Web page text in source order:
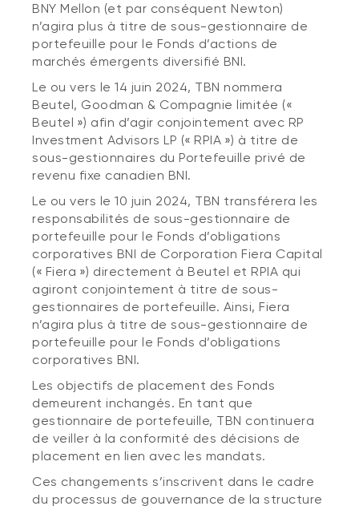
BNY Mellon (et par conséquent Newton)
n’agira plus à titre de sous-gestionnaire de
portefeuille pour le Fonds d’actions de
marchés émergents diversifié BNI.
Le ou vers le 14 juin 2024, TBN nommera
Beutel, Goodman & Compagnie limitée («
Beutel ») afin d’agir conjointement avec RP
Investment Advisors LP (« RPIA ») à titre de
sous-gestionnaires du Portefeuille privé de
revenu fixe canadien BNI.
Le ou vers le 10 juin 2024, TBN transférera les
responsabilités de sous-gestionnaire de
portefeuille pour le Fonds d’obligations
corporatives BNI de Corporation Fiera Capital
(« Fiera ») directement à Beutel et RPIA qui
agiront conjointement à titre de sous-
gestionnaires de portefeuille. Ainsi, Fiera
n’agira plus à titre de sous-gestionnaire de
portefeuille pour le Fonds d’obligations
corporatives BNI.
Les objectifs de placement des Fonds
demeurent inchangés. En tant que
gestionnaire de portefeuille, TBN continuera
de veiller à la conformité des décisions de
placement en lien avec les mandats.
Ces changements s’inscrivent dans le cadre
du processus de gouvernance de la structure